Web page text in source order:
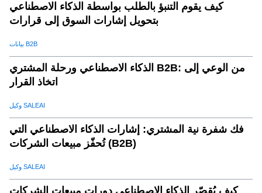
كيف يقوم التنبؤ بالطلب بواسطة الذكاء الاصطناعي
بتحويل إشارات السوق إلى قرارات
بيانات B2B
الذكاء الاصطناعي ورحلة المشتري B2B: من الوعي إلى
اتخاذ القرار
وكيل SALEAI
فك شفرة نية المشتري: إشارات الذكاء الاصطناعي التي
تُحفّز مبيعات الشركات (B2B)
وكيل SALEAI